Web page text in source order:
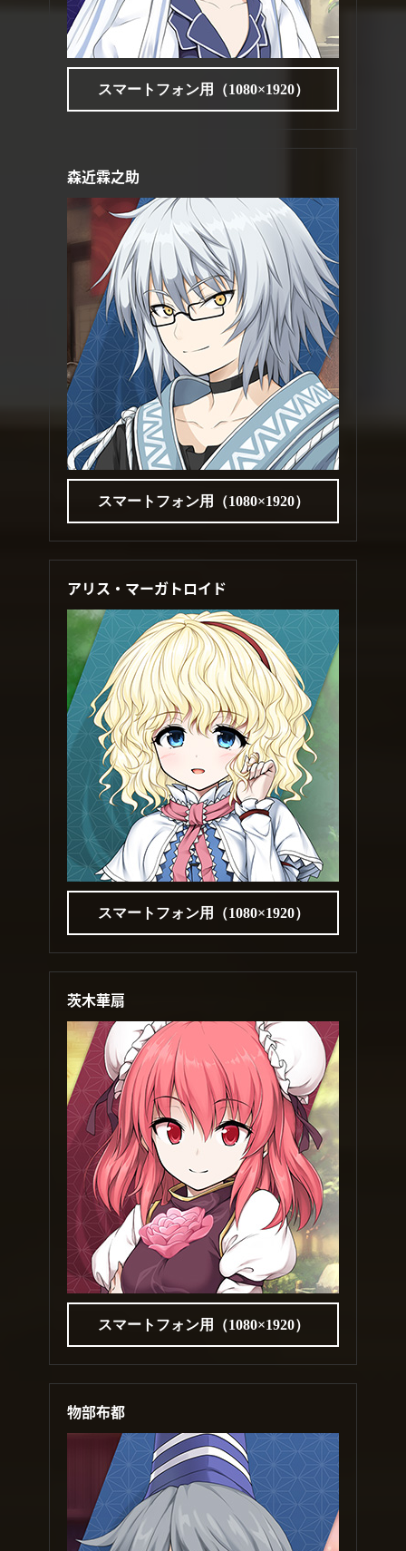
スマートフォン用（1080×1920）
森近霖之助
スマートフォン用（1080×1920）
アリス・マーガトロイド
スマートフォン用（1080×1920）
茨木華扇
スマートフォン用（1080×1920）
物部布都